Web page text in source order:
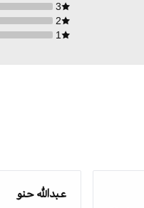
3
2
1
عبدالله حنو